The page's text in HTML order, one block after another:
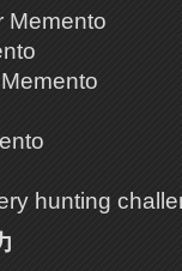
Memento
hunting